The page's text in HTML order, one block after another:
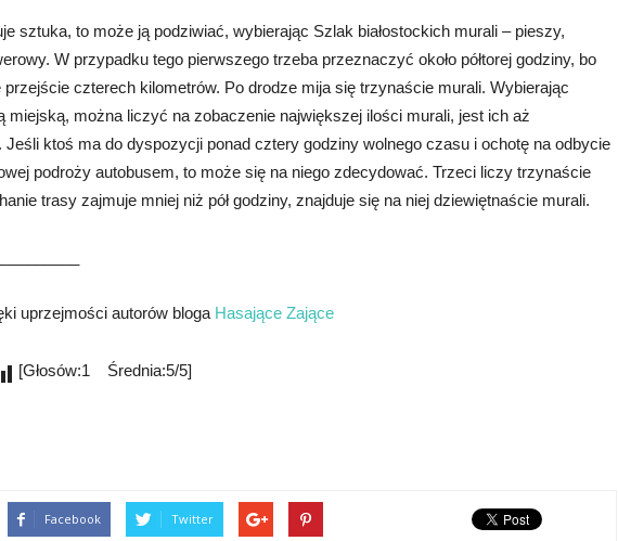
sztuka, to może ją podziwiać, wybierając Szlak białostockich murali – pieszy,
W przypadku tego pierwszego trzeba przeznaczyć około półtorej godziny, bo
czterech kilometrów. Po drodze mija się trzynaście murali. Wybierając
miejską, można liczyć na zobaczenie największej ilości murali, jest ich aż
ktoś ma do dyspozycji ponad cztery godziny wolnego czasu i ochotę na odbycie
podroży autobusem, to może się na niego zdecydować. Trzeci liczy trzynaście
trasy zajmuje mniej niż pół godziny, znajduje się na niej dziewiętnaście murali.
uprzejmości autorów bloga Hasające Zające
[Głosów:1 Średnia:5/5]
Facebook Twitter